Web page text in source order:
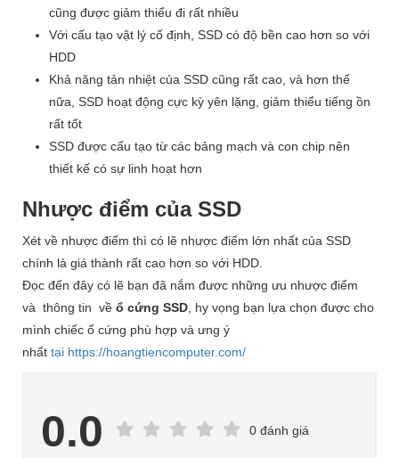
cũng được giảm thiểu đi rất nhiều
Với cấu tạo vật lý cố định, SSD có độ bền cao hơn so với
HDD
Khả năng tản nhiệt của SSD cũng rất cao, và hơn thế
nữa, SSD hoạt động cực kỳ yên lặng, giảm thiểu tiếng ồn
rất tốt
SSD được cấu tạo từ các bảng mạch và con chip nên
thiết kế có sự linh hoạt hơn
Nhược điểm của SSD
Xét về nhược điểm thì có lẽ nhược điểm lớn nhất của SSD
chính là giá thành rất cao hơn so với HDD.
Đọc đến đây có lẽ bạn đã nắm được những ưu nhược điểm
và thông tin về ổ cứng SSD, hy vọng bạn lựa chọn được cho
mình chiếc ổ cứng phù hợp và ưng ý
nhất tại https://hoangtiencomputer.com/
0.0 0 đánh giá